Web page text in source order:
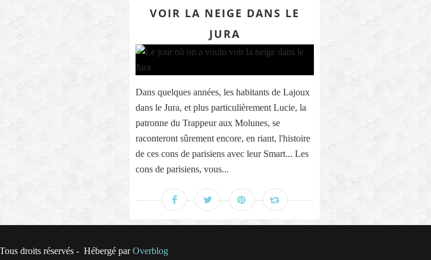
VOIR LA NEIGE DANS LE
JURA
Dans quelques années, les habitants de Lajoux
dans le Jura, et plus particulièrement Lucie, la
patronne du Trappeur aux Molunes, se
raconteront sûrement encore, en riant, l'histoire
de ces cons de parisiens avec leur Smart... Les
cons de parisiens, vous...
droits réservés - Hébergé parOverblog